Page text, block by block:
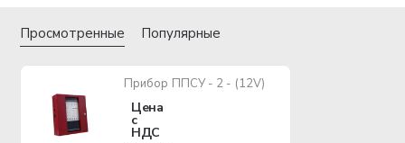
Просмотренные Популярные
Прибор ППСУ - 2 - (12V)
Цена
с
НДС